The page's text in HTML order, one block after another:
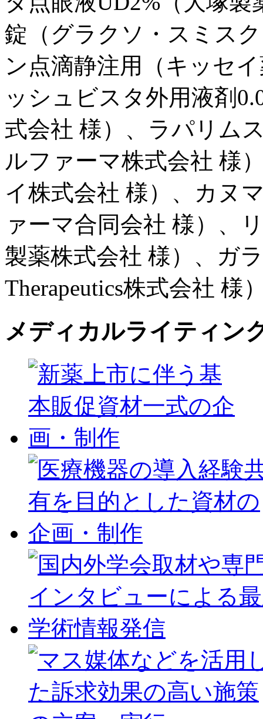
錠（グラクソ・スミス
ン点滴静注用（キッセ
ッシュビスタ外用液剤
式会社 様）、ラパリム
ルファーマ株式会社 様
イ株式会社 様）、カヌ
ァーマ合同会社 様）、
製薬株式会社 様）、ガ
Therapeutics株式会社 様
メディカルライティン